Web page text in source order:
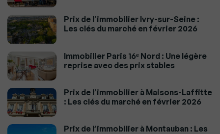
Prix de l’immobilier Ivry-sur-Seine :
Les clés du marché en février 2026
Immobilier Paris 16ᵉ Nord : Une légère
reprise avec des prix stables
Prix de l’immobilier à Maisons-Laffitte
: Les clés du marché en février 2026
Prix de l’immobilier à Montauban : Les